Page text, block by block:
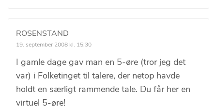
ROSENSTAND
19. september 2008 kl. 15:30
I gamle dage gav man en 5-øre (tror jeg det
var) i Folketinget til talere, der netop havde
holdt en særligt rammende tale. Du får her en
virtuel 5-øre!